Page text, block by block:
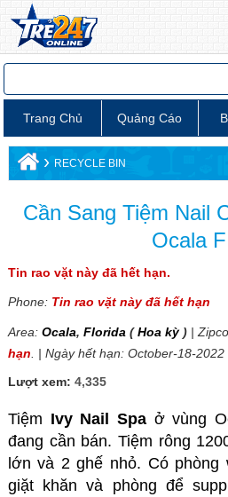
Trang Chủ Quảng Cáo
› RECYCLE BIN
Cần Sang Tiệm Nail
Ocala
Tin rao vặt này đã hết hạn.
Phone: Tin rao vặt này đã hết hạn
Area: Ocala, Florida (Hoa kỳ)|
hạn . | Ngày hết hạn: October-18-2022
Lượt xem: 4,335
Tiệm Ivy Nail Spaở vùng
đang cần bán. Tiệm rông
lớn và 2 ghế nhỏ. Có phòng
giặt khăn và phòng để